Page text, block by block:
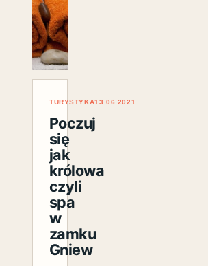
TURYSTYKA13.06.2021
Poczuj
się
jak
królowa
czyli
spa
w
zamku
Gniew